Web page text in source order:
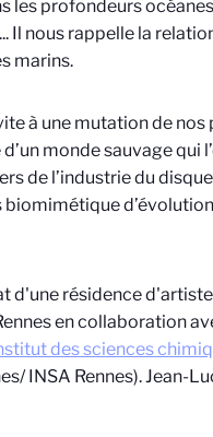
les profondeurs
Il nous rappelle la
marins.
à une mutation de
monde sauvage qui
de l’industrie du
biomimétique
d'une résidence
en collaboration
des sciences
INSA Rennes). Jean-